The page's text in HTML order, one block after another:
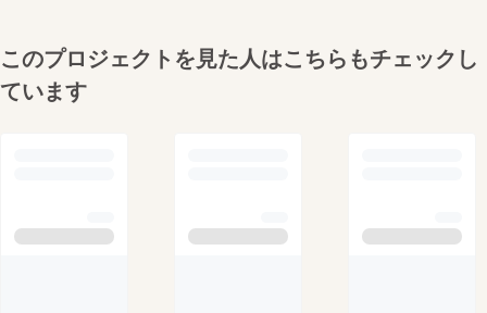
このプロジェクトを見た人はこちらもチェックし
ています